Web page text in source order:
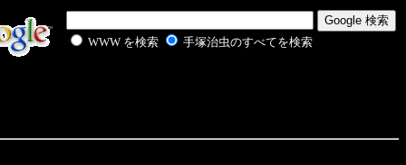
WWW を検索 手塚治虫のすべてを検索